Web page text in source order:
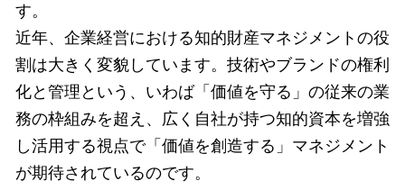
す。
近年、企業経営における知的財産マネジメントの役
割は大きく変貌しています。技術やブランドの権利
化と管理という、いわば「価値を守る」の従来の業
務の枠組みを超え、広く自社が持つ知的資本を増強
し活用する視点で「価値を創造する」マネジメント
が期待されているのです。